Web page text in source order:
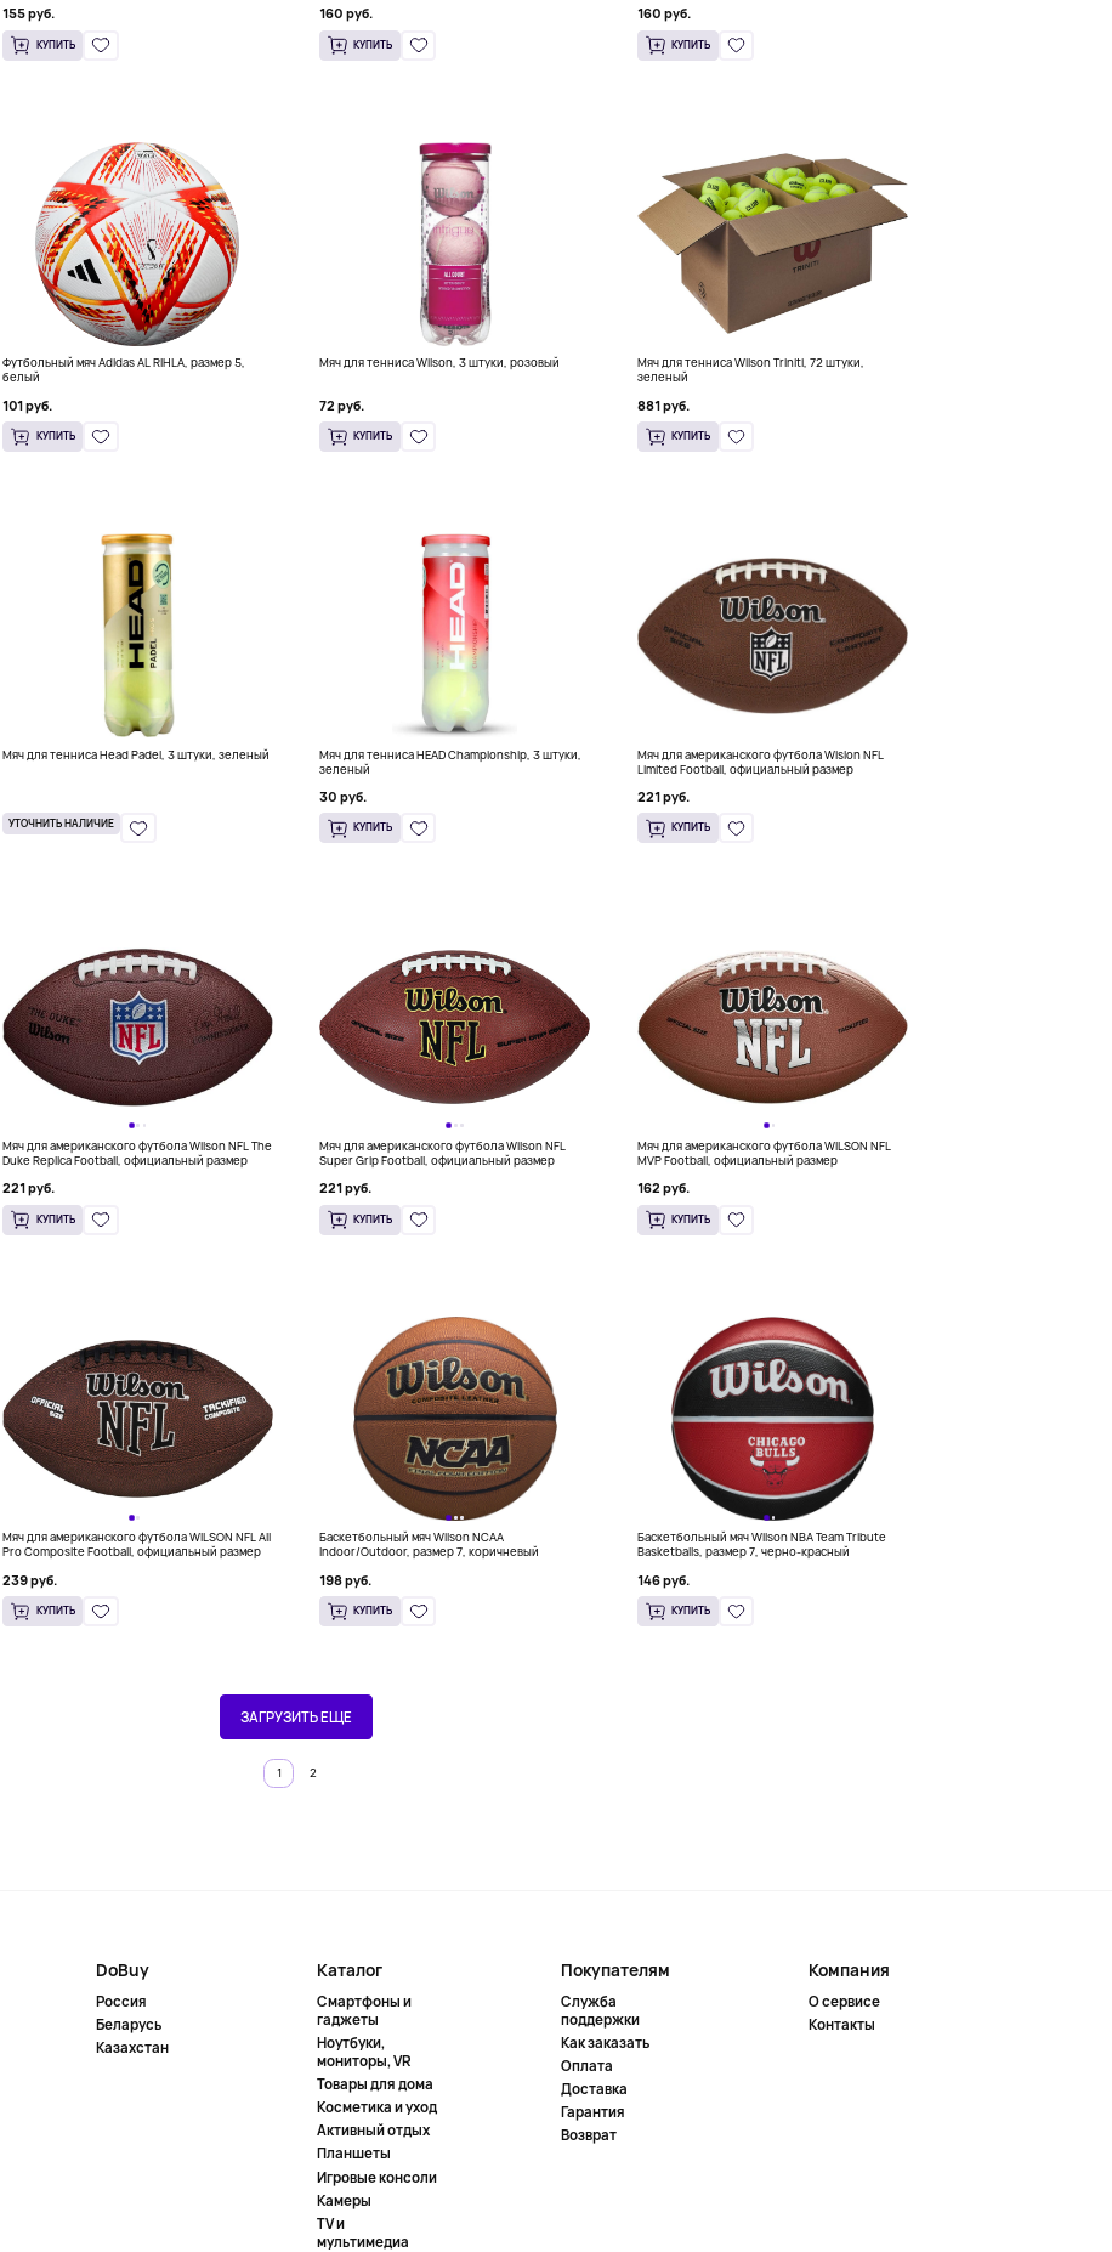
155 руб.
КУПИТЬ
160 руб.
КУПИТЬ
160 руб.
КУПИТЬ
Футбольный мяч Adidas AL RIHLA, размер 5,
белый
101 руб.
КУПИТЬ
Мяч для тенниса Wilson, 3 штуки, розовый
72 руб.
КУПИТЬ
Мяч для тенниса Wilson Triniti, 72 штуки,
зеленый
881 руб.
КУПИТЬ
Мяч для тенниса Head Padel, 3 штуки, зеленый
УТОЧНИТЬ НАЛИЧИЕ
Мяч для тенниса HEAD Championship, 3 штуки,
зеленый
30 руб.
КУПИТЬ
Мяч для американского футбола Wislon NFL
Limited Football, официальный размер
221 руб.
КУПИТЬ
Мяч для американского футбола Wilson NFL The
Duke Replica Football, официальный размер
221 руб.
КУПИТЬ
Мяч для американского футбола Wilson NFL
Super Grip Football, официальный размер
221 руб.
КУПИТЬ
Мяч для американского футбола WILSON NFL
MVP Football, официальный размер
162 руб.
КУПИТЬ
Мяч для американского футбола WILSON NFL All
Pro Composite Football, официальный размер
239 руб.
КУПИТЬ
Баскетбольный мяч Wilson NCAA
Indoor/Outdoor, размер 7, коричневый
198 руб.
КУПИТЬ
Баскетбольный мяч Wilson NBA Team Tribute
Basketballs, размер 7, черно-красный
146 руб.
КУПИТЬ
ЗАГРУЗИТЬ ЕЩЕ
1 2
DoBuy
Россия
Беларусь
Казахстан
Каталог
Смартфоны и
гаджеты
Ноутбуки,
мониторы, VR
Товары для дома
Косметика и уход
Активный отдых
Планшеты
Игровые консоли
Камеры
TV и
мультимедиа
Покупателям
Служба
поддержки
Как заказать
Оплата
Доставка
Гарантия
Возврат
Компания
О сервисе
Контакты